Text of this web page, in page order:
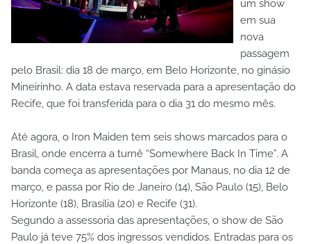
um show
em sua
nova
passagem
pelo Brasil: dia 18 de março, em Belo Horizonte, no ginásio
Mineirinho. A data estava reservada para a apresentação do
Recife, que foi transferida para o dia 31 do mesmo mês.
Até agora, o Iron Maiden tem seis shows marcados para o
Brasil, onde encerra a turnê “Somewhere Back In Time”. A
banda começa as apresentações por Manaus, no dia 12 de
março, e passa por Rio de Janeiro (14), São Paulo (15), Belo
Horizonte (18), Brasília (20) e Recife (31).
Segundo a assessoria das apresentações, o show de São
Paulo já teve 75% dos ingressos vendidos. Entradas para os